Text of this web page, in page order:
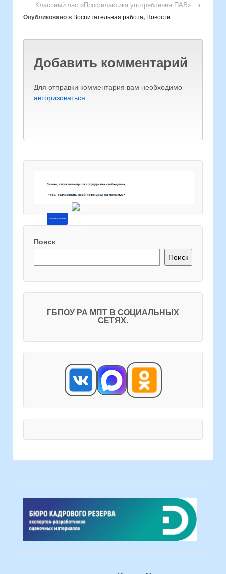
Классный час «Профилактика употребления ПАВ»
›
Опубликовано в Воспитательная работа, Новости
Добавить комментарий
Для отправки комментария вам необходимо
авторизоваться
Знаете, какая помощь от государства необходима,
чтобы реализовать свой потенциал на максимум?
Напишите об этом
Поиск
Поиск
ГБПОУ РА МПТ В СОЦИАЛЬНЫХ
СЕТЯХ.